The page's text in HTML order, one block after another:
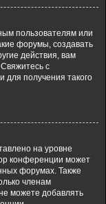
пользователям или
форумы, создавать
действия, вам
с
получения такого
на уровне
конференции может
форумах. Также
членам
можете добавлять